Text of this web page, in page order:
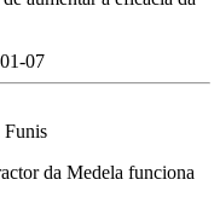
07
Funis
da Medela funciona